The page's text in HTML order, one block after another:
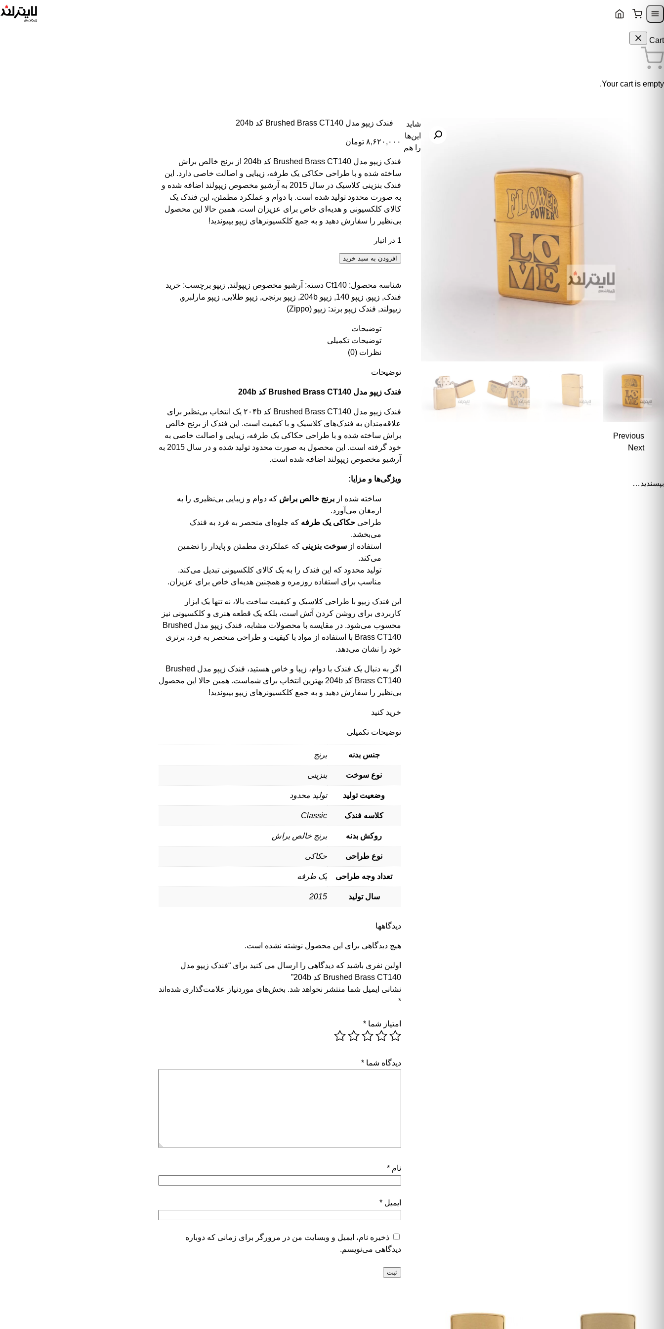
Skip to navigation
Cart
Your cart is empty.
فندک زیپو مدل Brushed Brass CT140 کد 204b
۸,۶۲۰,۰۰۰ تومان
فندک زیپو مدل Brushed Brass CT140 کد 204b از برنج خالص براش
ساخته شده و با طراحی حکاکی یک طرفه، زیبایی و اصالت خاصی دارد. این
فندک بنزینی کلاسیک در سال 2015 به آرشیو مخصوص زیپولند اضافه شده و
به صورت محدود تولید شده است. با دوام و عملکرد مطمئن، این فندک یک
کالای کلکسیونی و هدیه‌ای خاص برای عزیزان است. همین حالا این محصول
بی‌نظیر را سفارش دهید و به جمع کلکسیونرهای زیپو بپیوندید!
1 در انبار
فندک زیپو مدل Brushed Brass CT140 کد 204b عدد
افزودن به سبد خرید
شناسه محصول:Ct140 دسته: آرشیو مخصوص زیپولند, زیپو برچسب: خرید
فندک, زیپو, زیپو 140 , زیپو 204b , زیپو برنجی, زیپو طلایی, زیپو مارلبرو,
زیپولند, فندک زیپو برند: زیپو (Zippo)
توضیحات
توضیحات تکمیلی
نظرات (0)
توضیحات
فندک زیپو مدل Brushed Brass CT140 کد 204b
فندک زیپو مدل Brushed Brass CT140 کد ۲۰۴b یک انتخاب بی‌نظیر برای
علاقه‌مندان به فندک‌های کلاسیک و با کیفیت است. این فندک از برنج خالص
براش ساخته شده و با طراحی حکاکی یک طرفه، زیبایی و اصالت خاصی به
خود گرفته است. این محصول به صورت محدود تولید شده و در سال 2015 به
آرشیو مخصوص زیپولند اضافه شده است.
ویژگی‌ها و مزایا:
ساخته شده ازبرنج خالص براش که دوام و زیبایی بی‌نظیری را به
ارمغان می‌آورد.
طراحیحکاکی یک طرفه که جلوه‌ای منحصر به فرد به فندک
می‌بخشد.
استفاده ازسوخت بنزینی که عملکردی مطمئن و پایدار را تضمین
می‌کند.
تولید محدود که این فندک را به یک کالای کلکسیونی تبدیل می‌کند.
مناسب برای استفاده روزمره و همچنین هدیه‌ای خاص برای عزیزان.
این فندک زیپو با طراحی کلاسیک و کیفیت ساخت بالا، نه تنها یک ابزار
کاربردی برای روشن کردن آتش است، بلکه یک قطعه هنری و کلکسیونی نیز
محسوب می‌شود. در مقایسه با محصولات مشابه، فندک زیپو مدل Brushed
Brass CT140 با استفاده از مواد با کیفیت و طراحی منحصر به فرد، برتری
خود را نشان می‌دهد.
اگر به دنبال یک فندک با دوام، زیبا و خاص هستید، فندک زیپو مدل Brushed
Brass CT140 کد 204b بهترین انتخاب برای شماست. همین حالا این محصول
بی‌نظیر را سفارش دهید و به جمع کلکسیونرهای زیپو بپیوندید!
خرید کنید
توضیحات تکمیلی
جنس بدنه برنج
نوع سوخت بنزینی
وضعیت تولید تولید محدود
کلاسه فندک Classic
روکش بدنه برنج خالص براش
نوع طراحی حکاکی
تعداد وجه طراحی یک طرفه
سال تولید 2015
دیدگاهها
هیچ دیدگاهی برای این محصول نوشته نشده است.
اولین نفری باشید که دیدگاهی را ارسال می کنید برای “فندک زیپو مدل
Brushed Brass CT140 کد 204b”
نشانی ایمیل شما منتشر نخواهد شد. بخش‌های موردنیاز علامت‌گذاری شده‌اند
*
امتیاز شما*
دیدگاه شما*
نام*
ایمیل*
ذخیره نام، ایمیل و وبسایت من در مرورگر برای زمانی که دوباره
دیدگاهی می‌نویسم.
Previous
Next
شاید
این‌ها
را هم
بپسندید…